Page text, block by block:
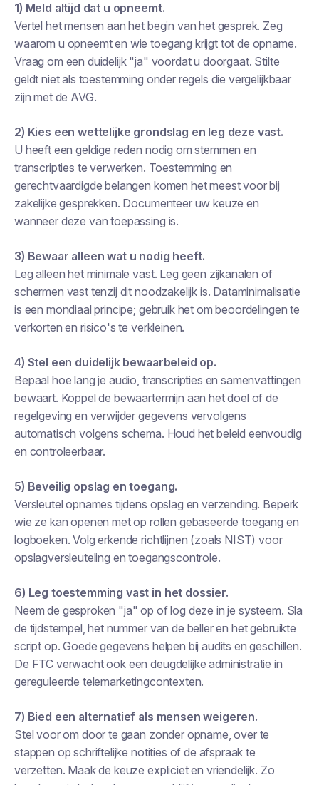
1) Meld altijd dat u opneemt.
Vertel het mensen aan het begin van het gesprek. Zeg
waarom u opneemt en wie toegang krijgt tot de opname.
Vraag om een duidelijk "ja" voordat u doorgaat. Stilte
geldt niet als toestemming onder regels die vergelijkbaar
zijn met de AVG.
2) Kies een wettelijke grondslag en leg deze vast.
U heeft een geldige reden nodig om stemmen en
transcripties te verwerken. Toestemming en
gerechtvaardigde belangen komen het meest voor bij
zakelijke gesprekken. Documenteer uw keuze en
wanneer deze van toepassing is.
3) Bewaar alleen wat u nodig heeft.
Leg alleen het minimale vast. Leg geen zijkanalen of
schermen vast tenzij dit noodzakelijk is. Dataminimalisatie
is een mondiaal principe; gebruik het om beoordelingen te
verkorten en risico's te verkleinen.
4) Stel een duidelijk bewaarbeleid op.
Bepaal hoe lang je audio, transcripties en samenvattingen
bewaart. Koppel de bewaartermijn aan het doel of de
regelgeving en verwijder gegevens vervolgens
automatisch volgens schema. Houd het beleid eenvoudig
en controleerbaar.
5) Beveilig opslag en toegang.
Versleutel opnames tijdens opslag en verzending. Beperk
wie ze kan openen met op rollen gebaseerde toegang en
logboeken. Volg erkende richtlijnen (zoals NIST) voor
opslagversleuteling en toegangscontrole.
6) Leg toestemming vast in het dossier.
Neem de gesproken "ja" op of log deze in je systeem. Sla
de tijdstempel, het nummer van de beller en het gebruikte
script op. Goede gegevens helpen bij audits en geschillen.
De FTC verwacht ook een deugdelijke administratie in
gereguleerde telemarketingcontexten.
7) Bied een alternatief als mensen weigeren.
Stel voor om door te gaan zonder opname, over te
stappen op schriftelijke notities of de afspraak te
verzetten. Maak de keuze expliciet en vriendelijk. Zo